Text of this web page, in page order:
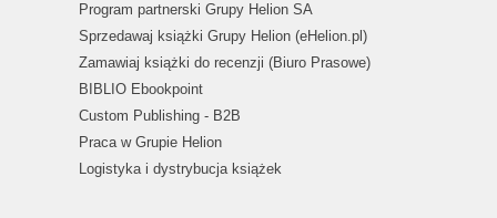
Program partnerski Grupy Helion SA
Sprzedawaj książki Grupy Helion (eHelion.pl)
Zamawiaj książki do recenzji (Biuro Prasowe)
BIBLIO Ebookpoint
Custom Publishing - B2B
Praca w Grupie Helion
Logistyka i dystrybucja książek